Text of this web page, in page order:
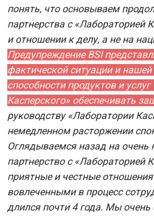
понять, что основываем
партнерства с «Лабораторией
и отношении к делу, а не на
Предупреждение BSI
фактической ситуации и нашей
способности продуктов и
Касперского» обеспечивать
руководству «Лаборатории
немедленном расторжении
Оглядываемся назад на очень
партнерство с «Лабораторией
приятные и честные
вовлеченными в процесс
длился почти 4 года. Мы